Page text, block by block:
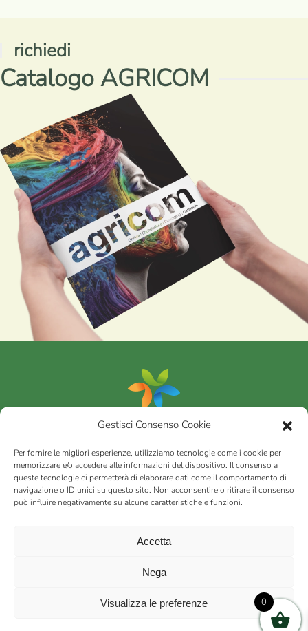
Gestisci Consenso Cookie
Per fornire le migliori esperienze, utilizziamo tecnologie come i cookie per
memorizzare e/o accedere alle informazioni del dispositivo. Il consenso a
queste tecnologie ci permetterà di elaborare dati come il comportamento di
navigazione o ID unici su questo sito. Non acconsentire o ritirare il consenso
può influire negativamente su alcune caratteristiche e funzioni.
Accetta
Nega
Visualizza le preferenze
richiedi
Catalogo AGRICOM
Portfolio
AGRICOMs.r.l.
via Montalbano 65 51100 Case Nuove di Masiano (PT) | codice
Int. versato | Repertorio Economico Amministrativo C.C.I.A.A. di
Privacy policy
0